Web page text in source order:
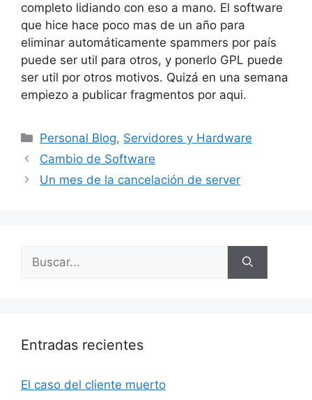
completo lidiando con eso a mano. El software
que hice hace poco mas de un año para
eliminar automáticamente spammers por país
puede ser util para otros, y ponerlo GPL puede
ser util por otros motivos. Quizá en una semana
empiezo a publicar fragmentos por aqui.
Categorías
Personal Blog, Servidores y Hardware
Cambio de Software
Un mes de la cancelación de server
Buscar:
Entradas recientes
El caso del cliente muerto